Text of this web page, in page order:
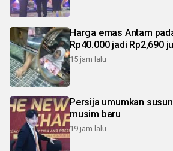
Harga emas Antam
Rp40.000 jadi Rp2,690
15 jam lalu
Persija umumkan
musim baru
19 jam lalu